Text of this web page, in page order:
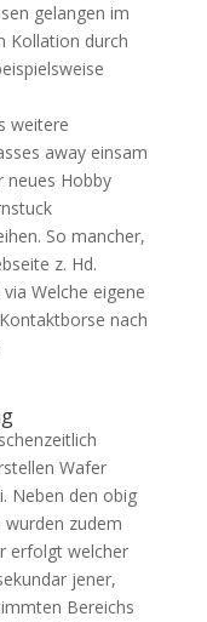
gelangen im
Kollation durch
weitere
away einsam
neues Hobby
So mancher,
z. Hd.
Welche eigene
nach
Wafer
Neben den obig
wurden zudem
erfolgt welcher
jener,
Bereichs